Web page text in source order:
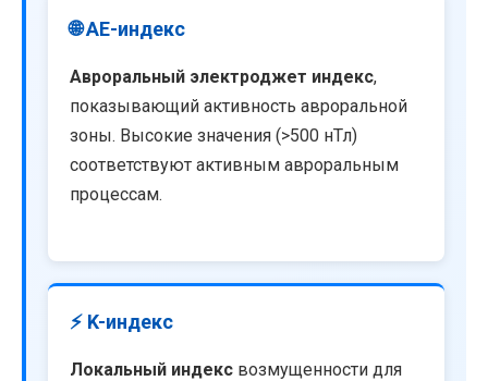
🌐 AE-индекс
Авроральный электроджет индекс,
показывающий активность авроральной
зоны. Высокие значения (>500 нТл)
соответствуют активным авроральным
процессам.
⚡ K-индекс
Локальный индекс возмущенности для